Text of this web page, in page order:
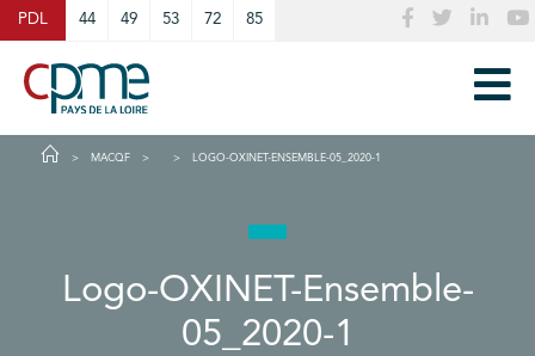
PDL 44 49 53 72 85
MACQF LOGO-OXINET-ENSEMBLE-05_2020-1
Logo-OXINET-Ensemble-
05_2020-1
Cookies management panel